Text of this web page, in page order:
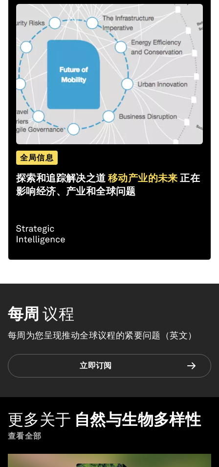
全局信息
探索和追踪解决之道移动产业的未来 正在
影响经济、产业和全球问题
每周 议程
每周为您呈现推动全球议程的紧要问题（英文）
立即订阅
更多关于 自然与生物多样性
查看全部